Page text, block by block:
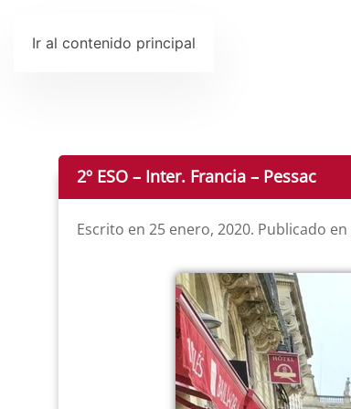
Ir al contenido principal
2º ESO – Inter. Francia – Pessac
Escrito en 25 enero, 2020. Publicado en